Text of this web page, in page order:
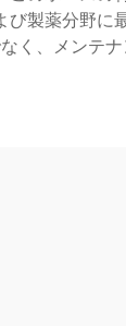
び製薬分野に
く、メンテ